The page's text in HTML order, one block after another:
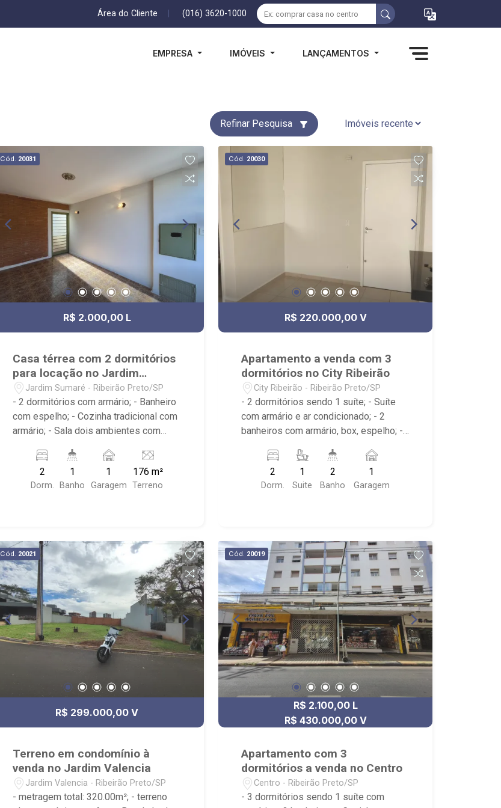
Área do Cliente (016) 3620-1000
EMPRESA IMÓVEIS LANÇAMENTOS
Refinar Pesquisa
Cód. 20031
R$ 2.000,00 L
Casa térrea com 2 dormitórios
para locação no Jardim
Sumaré
Jardim Sumaré - Ribeirão Preto/SP
- 2 dormitórios com armário; - Banheiro
com espelho; - Cozinha tradicional com
armário; - Sala dois ambientes com
serviço; - iluminação; - Quintal
cimentado; - Próximo a avenida Itatiaia,
Anshin Sushi Bar, Droga Raia, Invictus
2
Dorm.
1
Banho
1
Garagem
176 m²
Terreno
Cód. 20030
R$ 220.000,00 V
Apartamento a venda com 3
dormitórios no City Ribeirão
City Ribeirão - Ribeirão Preto/SP
- 2 dormitórios sendo 1 suíte; - Suíte
com armário e ar condicionado; - 2
banheiros com armário, box, espelho; -
americana com armário; - Área de
serviço com armário; - Condomínio com
Quadra poliesportiva, Playground,
Bella Città produção Pães Especiais,
Casa da Flor | Creche Pet | Banho e
Tosa, City Pão Ribeirão Preto
2
Dorm.
1
Suite
2
Banho
1
Garagem
Cód. 20021
R$ 299.000,00 V
Terreno em condomínio à
venda no Jardim Valencia
Jardim Valencia - Ribeirão Preto/SP
- metragem total: 320.00m²; - terreno
Cód. 20019
R$ 2.100,00 L
R$ 430.000,00 V
Apartamento com 3
dormitórios a venda no Centro
Centro - Ribeirão Preto/SP
- 3 dormitórios sendo 1 suíte com